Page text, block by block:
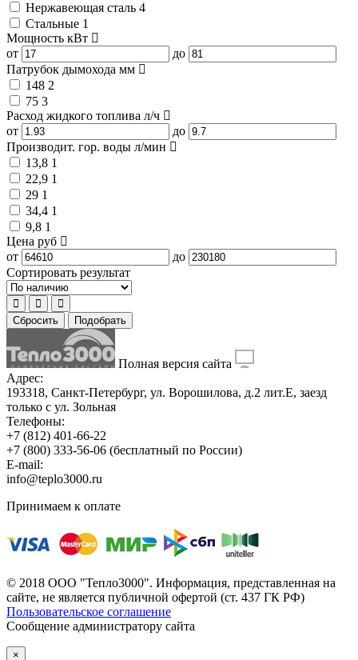
Нержавеющая сталь 4
Стальные 1
Мощность кВт
от
до
Патрубок дымохода мм
148 2
75 3
Расход жидкого топлива л/ч
от
до
Производит. гор. воды л/мин
13,8 1
22,9 1
29 1
34,4 1
9,8 1
Цена руб
от
до
Сортировать результат
Сбросить Подобрать
Полная версия сайта
Адрес:
193318, Санкт-Петербург, ул. Ворошилова, д.2 лит.Е, заезд
только с ул. Зольная
Телефоны:
+7 (812) 401-66-22
+7 (800) 333-56-06 (бесплатный по России)
E-mail:
info@teplo3000.ru
Принимаем к оплате
© 2018 ООО "Тепло3000". Информация, представленная на
сайте, не является публичной офертой (ст. 437 ГК РФ)
Пользовательское соглашение
Сообщение администратору сайта
×